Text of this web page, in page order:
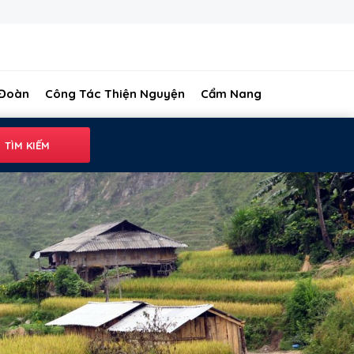
Công Tác Thiện Nguyện Cẩm Nang